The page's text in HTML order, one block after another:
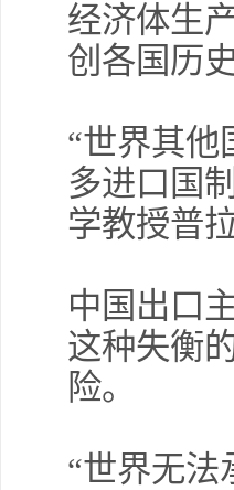
经济体生
创各国历
“世界其他
多进口国
学教授普
中国出口
这种失衡
险。
“世界无法